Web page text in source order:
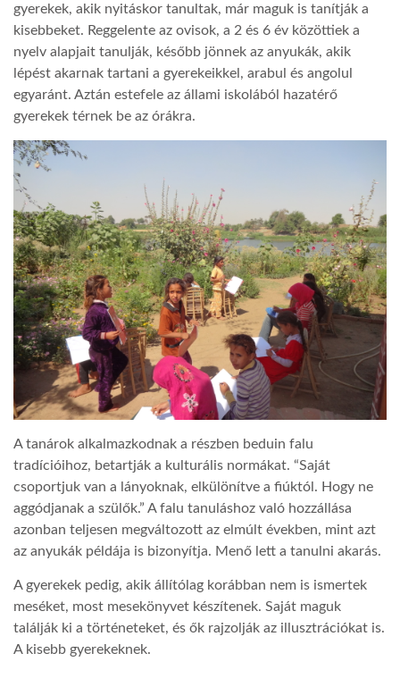
gyerekek, akik nyitáskor tanultak, már maguk is tanítják a
kisebbeket. Reggelente az ovisok, a 2 és 6 év közöttiek a
nyelv alapjait tanulják, később jönnek az anyukák, akik
lépést akarnak tartani a gyerekeikkel, arabul és angolul
egyaránt. Aztán estefele az állami iskolából hazatérő
gyerekek térnek be az órákra.
A tanárok alkalmazkodnak a részben beduin falu
tradícióihoz, betartják a kulturális normákat. “Saját
csoportjuk van a lányoknak, elkülönítve a fiúktól. Hogy ne
aggódjanak a szülők.” A falu tanuláshoz való hozzállása
azonban teljesen megváltozott az elmúlt években, mint azt
az anyukák példája is bizonyítja. Menő lett a tanulni akarás.
A gyerekek pedig, akik állítólag korábban nem is ismertek
meséket, most mesekönyvet készítenek. Saját maguk
találják ki a történeteket, és ők rajzolják az illusztrációkat is.
A kisebb gyerekeknek.